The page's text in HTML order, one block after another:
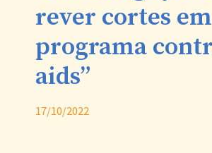
rever cortes em
programa
aids”
17/10/2022